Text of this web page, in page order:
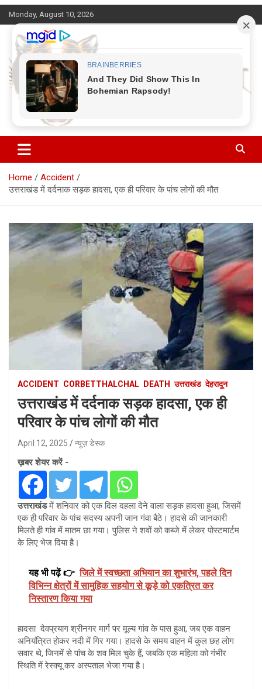
Skip
to
content
Monday, August 10, 2026
Corbett Halchal (कॉर्बेट हलचल)
Home
Accident
उत्तराखंड में दर्दनाक सड़क हादसा, एक ही परिवार के पांच लोगों की मौत
ACCIDENT CORBETTHALCHAL DEATH उत्तराखंड देहरादून
उत्तराखंड में दर्दनाक सड़क हादसा, एक ही
परिवार के पांच लोगों की मौत
April 12, 2025 न्यूज़ डेस्क
ख़बर शेयर करें -
उत्तराखंडमें शनिवार को एक दिल दहला देने वाला सड़क हादसा हुआ, जिसमें
एक ही परिवार के पांच सदस्य अपनी जान गंवा बैठे। हादसे की जानकारी
मिलते ही गांव में मातम छा गया। पुलिस ने शवों को कब्जे में लेकर पोस्टमार्टम
के लिए भेज दिया है।
यह भी पढ़ें 👉 जिले में स्वच्छता अभियान का शुभारंभ, पहले दिन
विभिन्न क्षेत्रों में सामुहिक सहयोग से कूड़े को एकत्रित कर
निस्तारण किया गया
हादसा देवप्रयाग श्रीनगर मार्ग पर मूल्य गांव के पास हुआ, जब एक वाहन
अनियंत्रित होकर नदी में गिर गया। हादसे के समय वाहन में कुल छह लोग
सवार थे, जिनमें से पांच के शव मिल चुके हैं, जबकि एक महिला को गंभीर
स्थिति में रेस्क्यू कर अस्पताल भेजा गया है।